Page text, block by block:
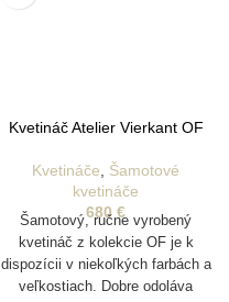
Kvetináč Atelier Vierkant OF
Kvetináče
Šamotové
kvetináče
680 €
Šamotový, ručne vyrobený
kvetináč z kolekcie OF je k
dispozícii v niekoľkých farbách a
veľkostiach. Dobre odoláva